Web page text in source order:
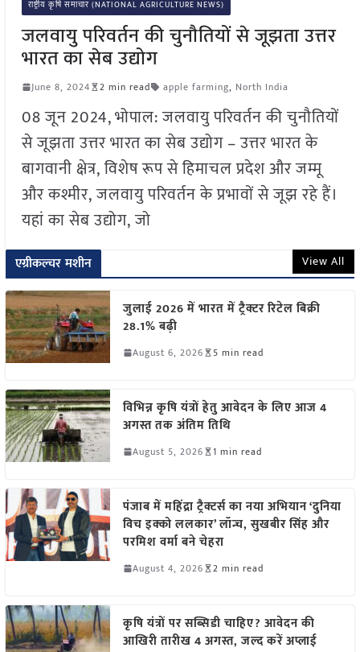
राष्ट्रीय कृषि समाचार (NATIONAL AGRICULTURE NEWS)
जलवायु परिवर्तन की चुनौतियों से जूझता उत्तर
भारत का सेब उद्योग
June 8, 2024 2 min read apple farming, North India
08 जून 2024, भोपाल: जलवायु परिवर्तन की चुनौतियों
से जूझता उत्तर भारत का सेब उद्योग – उत्तर भारत के
बागवानी क्षेत्र, विशेष रूप से हिमाचल प्रदेश और जम्मू
और कश्मीर, जलवायु परिवर्तन के प्रभावों से जूझ रहे हैं।
यहां का सेब उद्योग, जो
एग्रीकल्चर मशीन View All
जुलाई 2026 में भारत में ट्रैक्टर रिटेल बिक्री
28.1% बढ़ी
August 6, 2026 5 min read
विभिन्न कृषि यंत्रों हेतु आवेदन के लिए आज 4
अगस्त तक अंतिम तिथि
August 5, 2026 1 min read
पंजाब में महिंद्रा ट्रैक्टर्स का नया अभियान ‘दुनिया
विच इक्को ललकार’ लॉन्च, सुखबीर सिंह और
परमिश वर्मा बने चेहरा
August 4, 2026 2 min read
कृषि यंत्रों पर सब्सिडी चाहिए? आवेदन की
आखिरी तारीख 4 अगस्त, जल्द करें अप्लाई